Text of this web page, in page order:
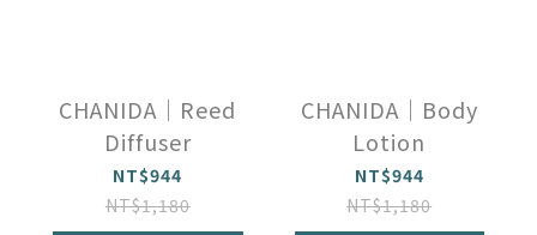
CHANIDA｜Reed
Diffuser
NT$944
NT$1,180
CHANIDA｜Body
Lotion
NT$944
NT$1,180